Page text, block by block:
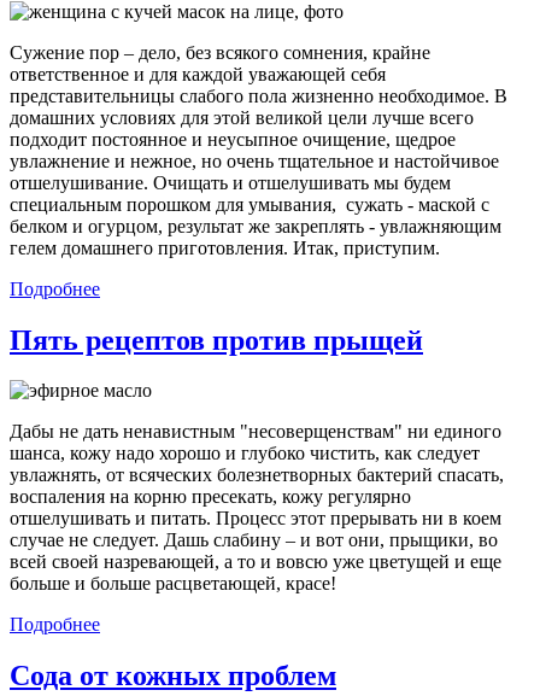
Сужение пор – дело, без всякого сомнения, крайне
ответственное и для каждой уважающей себя
представительницы слабого пола жизненно необходимое. В
домашних условиях для этой великой цели лучше всего
подходит постоянное и неусыпное очищение, щедрое
увлажнение и нежное, но очень тщательное и настойчивое
отшелушивание. Очищать и отшелушивать мы будем
специальным порошком для умывания, сужать - маской с
белком и огурцом, результат же закреплять - увлажняющим
гелем домашнего приготовления. Итак, приступим.
Подробнее
Пять рецептов против прыщей
Дабы не дать ненавистным "несоверщенствам" ни единого
шанса, кожу надо хорошо и глубоко чистить, как следует
увлажнять, от всяческих болезнетворных бактерий спасать,
воспаления на корню пресекать, кожу регулярно
отшелушивать и питать. Процесс этот прерывать ни в коем
случае не следует. Дашь слабину – и вот они, прыщики, во
всей своей назревающей, а то и вовсю уже цветущей и еще
больше и больше расцветающей, красе!
Подробнее
Сода от кожных проблем